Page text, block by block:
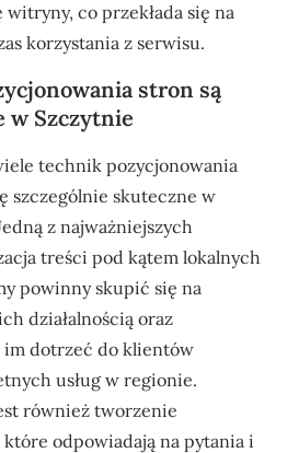
co przekłada się na
korzystania z serwisu.
stron są
w Szczytnie
technik pozycjonowania
szczególnie skuteczne w
z najważniejszych
treści pod kątem lokalnych
powinny skupić się na
działalnością oraz
im dotrzeć do klientów
usług w regionie.
również tworzenie
odpowiadają na pytania i